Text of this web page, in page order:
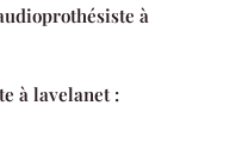
à
à lavelanet :